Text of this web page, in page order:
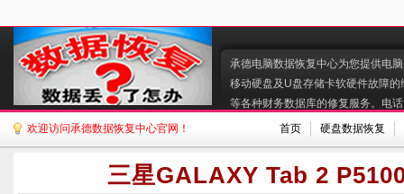
承德电脑数据恢复中心为您提供电
移动硬盘及U盘存储卡软硬件故障
等各种财务数据库的修复服务。电
欢迎访问承德数据恢复中心官网！
首页 硬盘数据恢复
三星GALAXY Tab 2